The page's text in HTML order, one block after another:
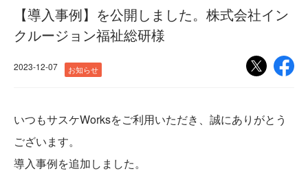
【導入事例】を公開しました。株式会社イン
クルージョン福祉総研様
2023-12-07 お知らせ
いつもサスケWorksをご利用いただき、誠にありがとう
ございます。
導入事例を追加しました。